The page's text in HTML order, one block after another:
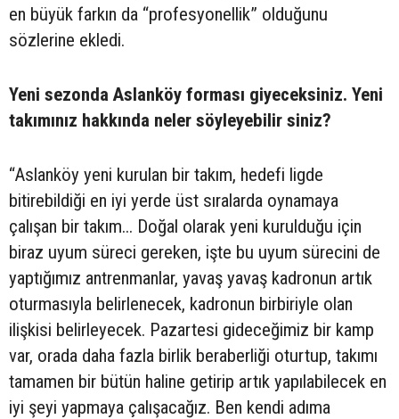
en büyük farkın da “profesyonellik” olduğunu
sözlerine ekledi.
Yeni sezonda Aslanköy forması giyeceksiniz. Yeni
takımınız hakkında neler söyleyebilir siniz?
“Aslanköy yeni kurulan bir takım, hedefi ligde
bitirebildiği en iyi yerde üst sıralarda oynamaya
çalışan bir takım... Doğal olarak yeni kurulduğu için
biraz uyum süreci gereken, işte bu uyum sürecini de
yaptığımız antrenmanlar, yavaş yavaş kadronun artık
oturmasıyla belirlenecek, kadronun birbiriyle olan
ilişkisi belirleyecek. Pazartesi gideceğimiz bir kamp
var, orada daha fazla birlik beraberliği oturtup, takımı
tamamen bir bütün haline getirip artık yapılabilecek en
iyi şeyi yapmaya çalışacağız. Ben kendi adıma